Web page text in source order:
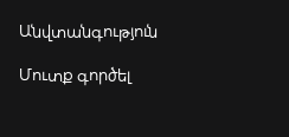
Անվտանգություն
Մուտք գործել